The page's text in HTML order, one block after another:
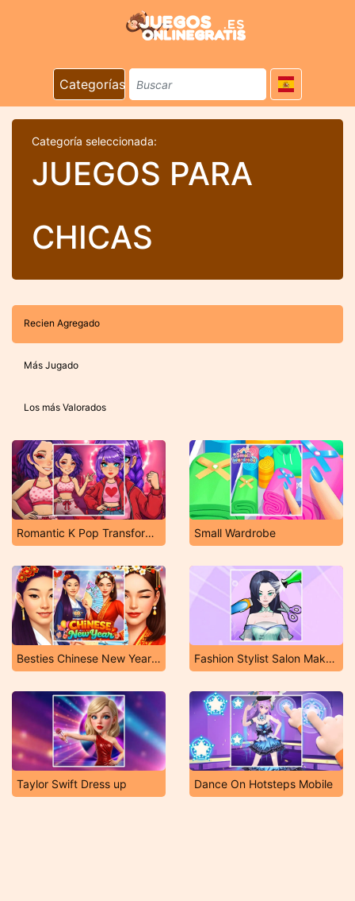
Categorías
Categoría seleccionada:
JUEGOS PARA
CHICAS
Recien Agregado
Más Jugado
Los más Valorados
Romantic K Pop Transformation Small Wardrobe
Besties Chinese New Year Celebration Fashion Stylist Salon Makeover
Taylor Swift Dress up Dance On Hotsteps Mobile